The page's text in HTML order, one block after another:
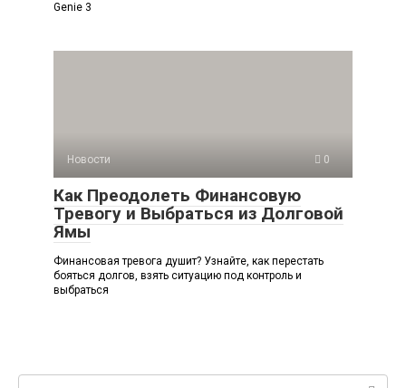
Genie 3
Новости 0
Как Преодолеть Финансовую
Тревогу и Выбраться из Долговой
Ямы
Финансовая тревога душит? Узнайте, как перестать
бояться долгов, взять ситуацию под контроль и
выбраться